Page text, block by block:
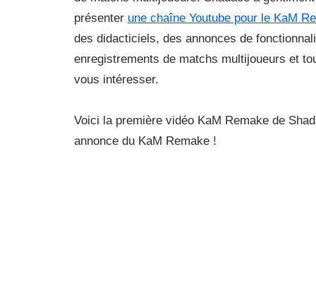
présenter une chaîne Youtube pour le KaM
des didacticiels, des annonces de
enregistrements de matchs multijoueurs et
vous intéresser.
Voici la première vidéo KaM Remake de
annonce du KaM Remake !